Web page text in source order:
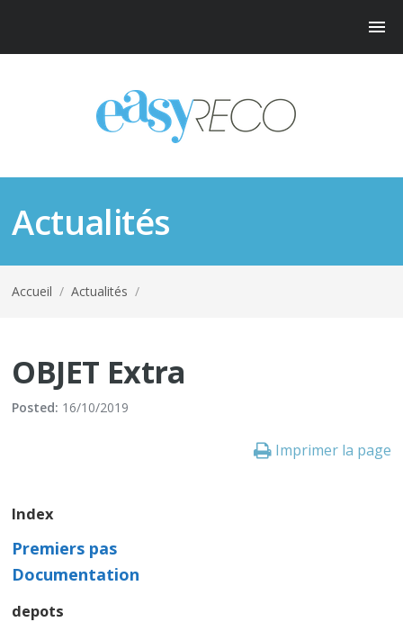
Actualités
Accueil / Actualités /
OBJET Extra
Posted: 16/10/2019
Imprimer la page
Index
Premiers pas
Documentation
depots